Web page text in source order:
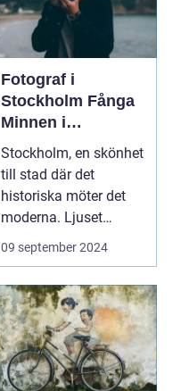
Fotograf i
Stockholm Fånga
Minnen i
Huvudstaden
Stockholm, en skönhet
till stad där det
historiska möter det
moderna. Ljuset
reflekte...
09 september 2024